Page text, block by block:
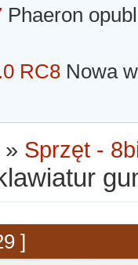
Phaeron
RC8 Nowa
» Sprzęt -
]